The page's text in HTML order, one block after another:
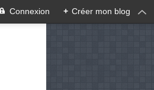
Connexion + Créer mon blog